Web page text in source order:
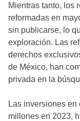
Mientras tanto, los
reformadas en
sin publicarse, lo
exploración. Las
derechos
de México, han
privada en la
Las inversiones
millones en 2023,